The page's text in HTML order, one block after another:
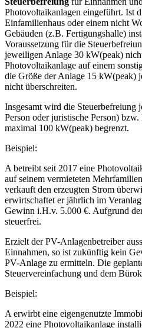
Photovoltaikanlagen eingeführt. Ist
Einfamilienhaus oder einem nicht
Gebäuden (z.B. Fertigungshalle)
Voraussetzung für die
jeweiligen Anlage 30 kW(peak)
Photovoltaikanlage auf einem
die Größe der Anlage 15 kW(peak)
nicht überschreiten.
Insgesamt wird die Steuerbefreiung
Person oder juristische Person)
maximal 100 kW(peak) begrenzt.
Beispiel:
A betreibt seit 2017 eine
auf seinem vermieteten
verkauft den erzeugten Strom
erwirtschaftet er jährlich im
Gewinn i.H.v. 5.000 €. Aufgrund
steuerfrei.
Erzielt der PV-Anlagenbetreiber
Einnahmen, so ist zukünftig kein
PV-Anlage zu ermitteln. Die
Steuervereinfachung und dem
Beispiel:
A erwirbt eine eigengenutzte
2022 eine Photovoltaikanlage